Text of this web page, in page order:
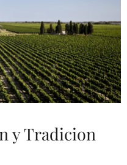
y Tradicion